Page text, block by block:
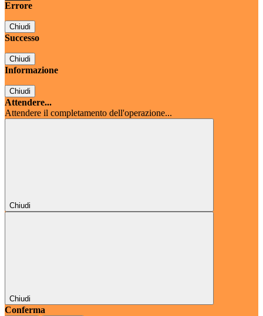
Errore
Chiudi
Successo
Chiudi
Informazione
Chiudi
Attendere...
Attendere il completamento dell'operazione...
Chiudi
Chiudi
Conferma